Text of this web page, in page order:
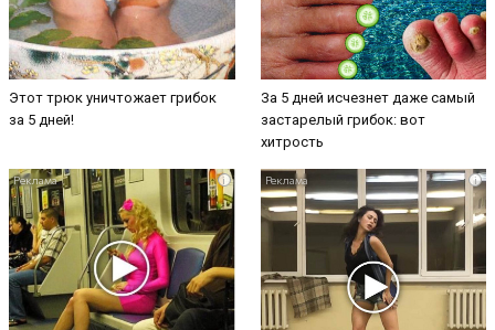
Этот трюк уничтожает грибок
за 5 дней!
За 5 дней исчезнет даже самый
застарелый грибок: вот
хитрость
i i